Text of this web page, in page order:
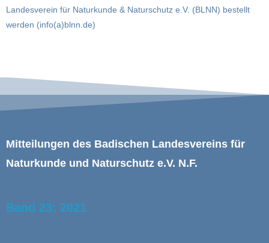
Landesverein für Naturkunde & Naturschutz e.V. (BLNN) bestellt
werden (info(a)blnn.de)
Mitteilungen des Badischen Landesvereins für
Naturkunde und Naturschutz e.V. N.F.
Band 23: 2021